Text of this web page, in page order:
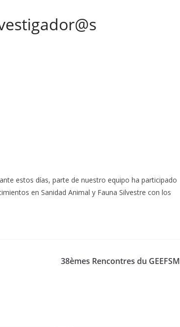
estos días, parte de nuestro equipo ha participado
en Sanidad Animal y Fauna Silvestre con los
38èmes Rencontres du GEEFSM